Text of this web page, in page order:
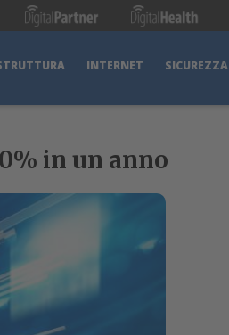
INTERNET SICUREZZA
in un anno